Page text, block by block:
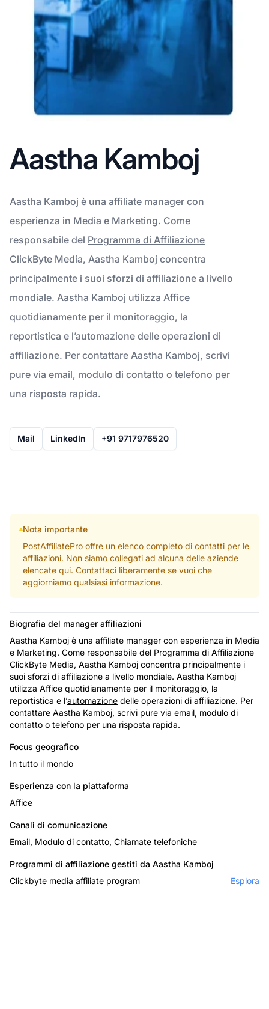
Aastha Kamboj
Aastha Kamboj è una affiliate manager con
esperienza in Media e Marketing. Come
responsabile del Programma di Affiliazione
ClickByte Media, Aastha Kamboj concentra
principalmente i suoi sforzi di affiliazione a livello
mondiale. Aastha Kamboj utilizza Affice
quotidianamente per il monitoraggio, la
reportistica e l’automazione delle operazioni di
affiliazione. Per contattare Aastha Kamboj, scrivi
pure via email, modulo di contatto o telefono per
una risposta rapida.
Mail LinkedIn +91 9717976520
Nota importante
PostAffiliatePro offre un elenco completo di contatti per le
affiliazioni. Non siamo collegati ad alcuna delle aziende
elencate qui. Contattaci liberamente se vuoi che
aggiorniamo qualsiasi informazione.
Biografia del manager affiliazioni
Aastha Kamboj è una affiliate manager con esperienza in Media
e Marketing. Come responsabile del Programma di Affiliazione
ClickByte Media, Aastha Kamboj concentra principalmente i
suoi sforzi di affiliazione a livello mondiale. Aastha Kamboj
utilizza Affice quotidianamente per il monitoraggio, la
reportistica e l’automazione delle operazioni di affiliazione. Per
contattare Aastha Kamboj, scrivi pure via email, modulo di
contatto o telefono per una risposta rapida.
Focus geografico
In tutto il mondo
Esperienza con la piattaforma
Affice
Canali di comunicazione
Email, Modulo di contatto, Chiamate telefoniche
Programmi di affiliazione gestiti da Aastha Kamboj
Clickbyte media affiliate program
Esplora